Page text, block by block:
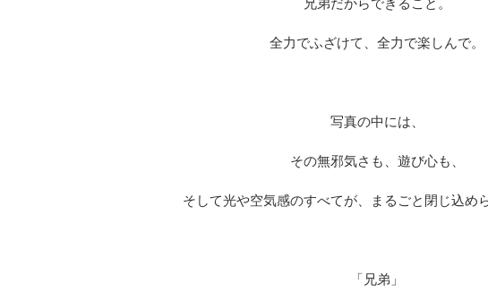
全力でふざけて、全力で楽しんで。
写真の中には、
その無邪気さも、遊び心も、
そして光や空気感のすべてが、まるごと閉じ込め
「兄弟」